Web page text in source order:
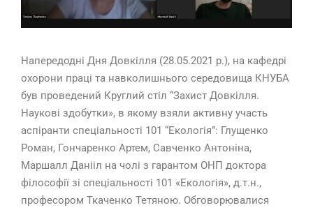
Напередодні Дня Довкілля (28.05.2021 р.), на кафедрі
охорони праці та навколишнього середовища КНУБА
був проведений Круглий стіл “Захист Довкілля.
Наукові здобутки», в якому взяли активну участь
аспіранти спеціальності 101 “Екологія”: Глущенко
Роман, Гончаренко Артем, Савченко Антоніна,
Маршалл Данііл на чолі з гарантом ОНП доктора
філософії зі спеціальності 101 «Екологія», д.т.н.,
професором Ткаченко Тетяною. Обговорювалися